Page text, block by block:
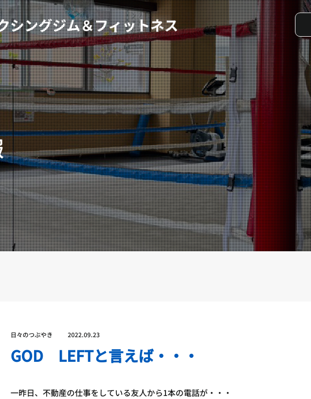
予約
約
ムについて
ル
実戦コース
料金システム
選手紹介
よくある質問
日々のつぶやき 2022.09.23
GOD LEFTと言えば・・・
一昨日、不動産の仕事をしている友人から1本の電話が・・・